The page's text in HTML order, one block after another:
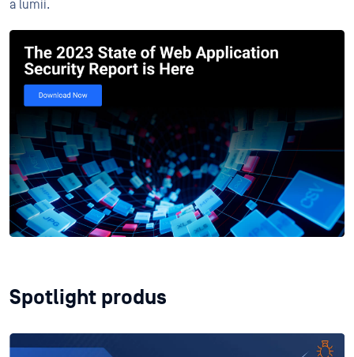
a lumii.
Spotlight produs